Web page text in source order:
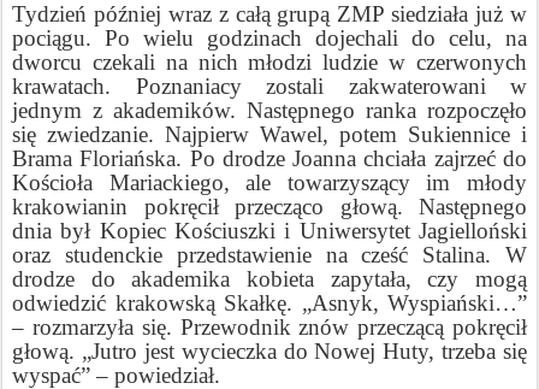
Tydzień później wraz z całą grupą ZMP siedziała już w
pociągu. Po wielu godzinach dojechali do celu, na
dworcu czekali na nich młodzi ludzie w czerwonych
krawatach. Poznaniacy zostali zakwaterowani w
jednym z akademików. Następnego ranka rozpoczęło
się zwiedzanie. Najpierw Wawel, potem Sukiennice i
Brama Floriańska. Po drodze Joanna chciała zajrzeć do
Kościoła Mariackiego, ale towarzyszący im młody
krakowianin pokręcił przecząco głową. Następnego
dnia był Kopiec Kościuszki i Uniwersytet Jagielloński
oraz studenckie przedstawienie na cześć Stalina. W
drodze do akademika kobieta zapytała, czy mogą
odwiedzić krakowską Skałkę. „Asnyk, Wyspiański…”
– rozmarzyła się. Przewodnik znów przeczącą pokręcił
głową. „Jutro jest wycieczka do Nowej Huty, trzeba się
wyspać” – powiedział.